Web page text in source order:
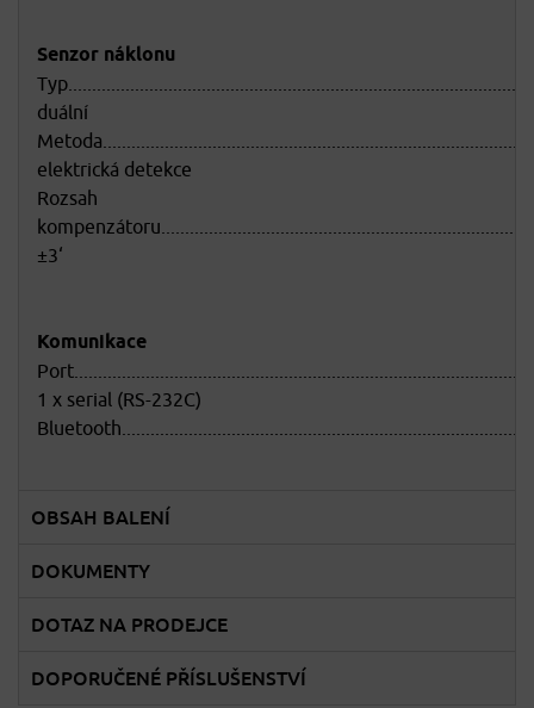
Senzor náklonu
duální
elektrická detekce
Rozsah
±3‘
Komunikace
1 x serial (RS-232C)
OBSAH BALENÍ
DOKUMENTY
DOTAZ NA PRODEJCE
DOPORUČENÉ PŘÍSLUŠENSTVÍ